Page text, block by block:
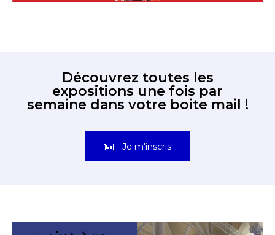
Découvrez toutes les
expositions une fois par
semaine dans votre boite mail !
Je m'inscris